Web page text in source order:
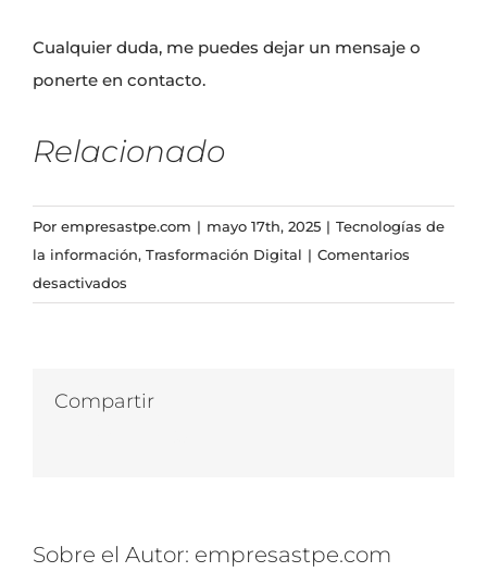
Cualquier duda, me puedes dejar un mensaje o
ponerte en contacto.
Relacionado
Por empresastpe.com | mayo 17th, 2025 | Tecnologías de
la información, Trasformación Digital | Comentarios
desactivados
Compartir
Sobre el Autor: empresastpe.com